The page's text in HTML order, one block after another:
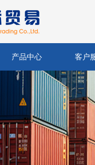
产品中心 客户